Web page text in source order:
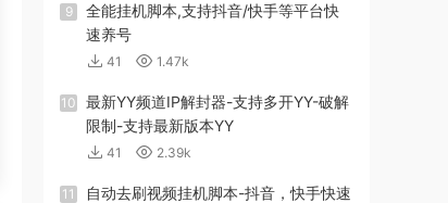
9
全能挂机脚本,支持抖音/快手等平台快
速养号
41 1.47k
10
最新YY频道IP解封器-支持多开YY-破解
限制-支持最新版本YY
41 2.39k
11
自动去刷视频挂机脚本-抖音，快手快速